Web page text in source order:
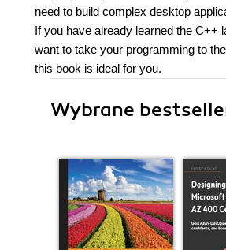
need to build complex desktop
If you have already learned the C++
want to take your programming to
this book is ideal for you.
Wybrane